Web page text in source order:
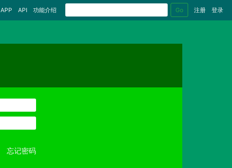
APP API 功能介绍 Go 注册 登录
忘记密码